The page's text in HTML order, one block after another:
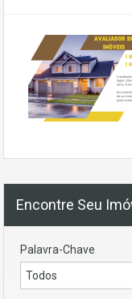
Encontre Seu
Palavra-Chave